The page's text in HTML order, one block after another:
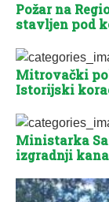
Požar na
stavljen pod
Mitrovački
Istorijski
Ministarka
izgradnji